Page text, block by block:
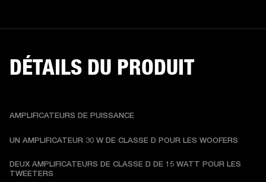
DÉTAILS DU PRODUIT
AMPLIFICATEURS DE PUISSANCE
UN AMPLIFICATEUR 30 W DE CLASSE D POUR LES WOOFERS
DEUX AMPLIFICATEURS DE CLASSE D DE 15 WATT POUR LES
TWEETERS